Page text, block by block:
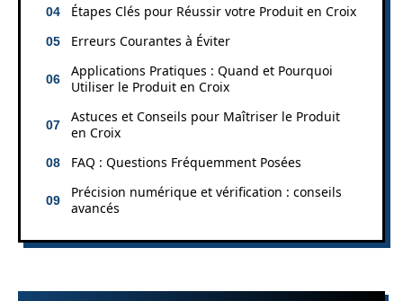
Étapes Clés pour Réussir votre Produit en Croix
Erreurs Courantes à Éviter
Applications Pratiques : Quand et Pourquoi
Utiliser le Produit en Croix
Astuces et Conseils pour Maîtriser le Produit
en Croix
FAQ : Questions Fréquemment Posées
Précision numérique et vérification : conseils
avancés